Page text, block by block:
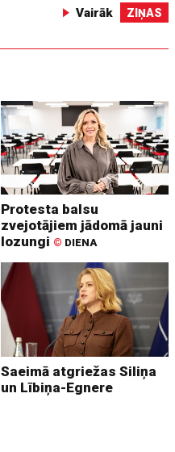
Vairāk ZIŅAS
Protesta balsu
zvejotājiem jādomā jauni
lozungi © DIENA
Saeimā atgriežas Siliņa
un Lībiņa-Egnere